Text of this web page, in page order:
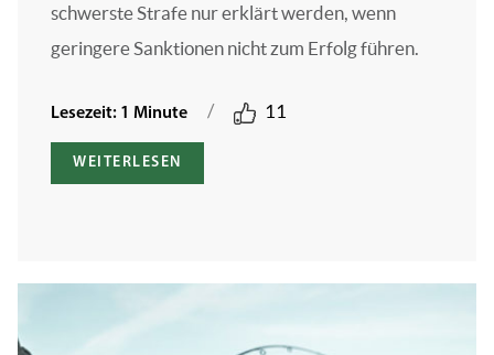
schwerste Strafe nur erklärt werden, wenn
geringere Sanktionen nicht zum Erfolg führen.
Lesezeit: 1 Minute / 11
WEITERLESEN